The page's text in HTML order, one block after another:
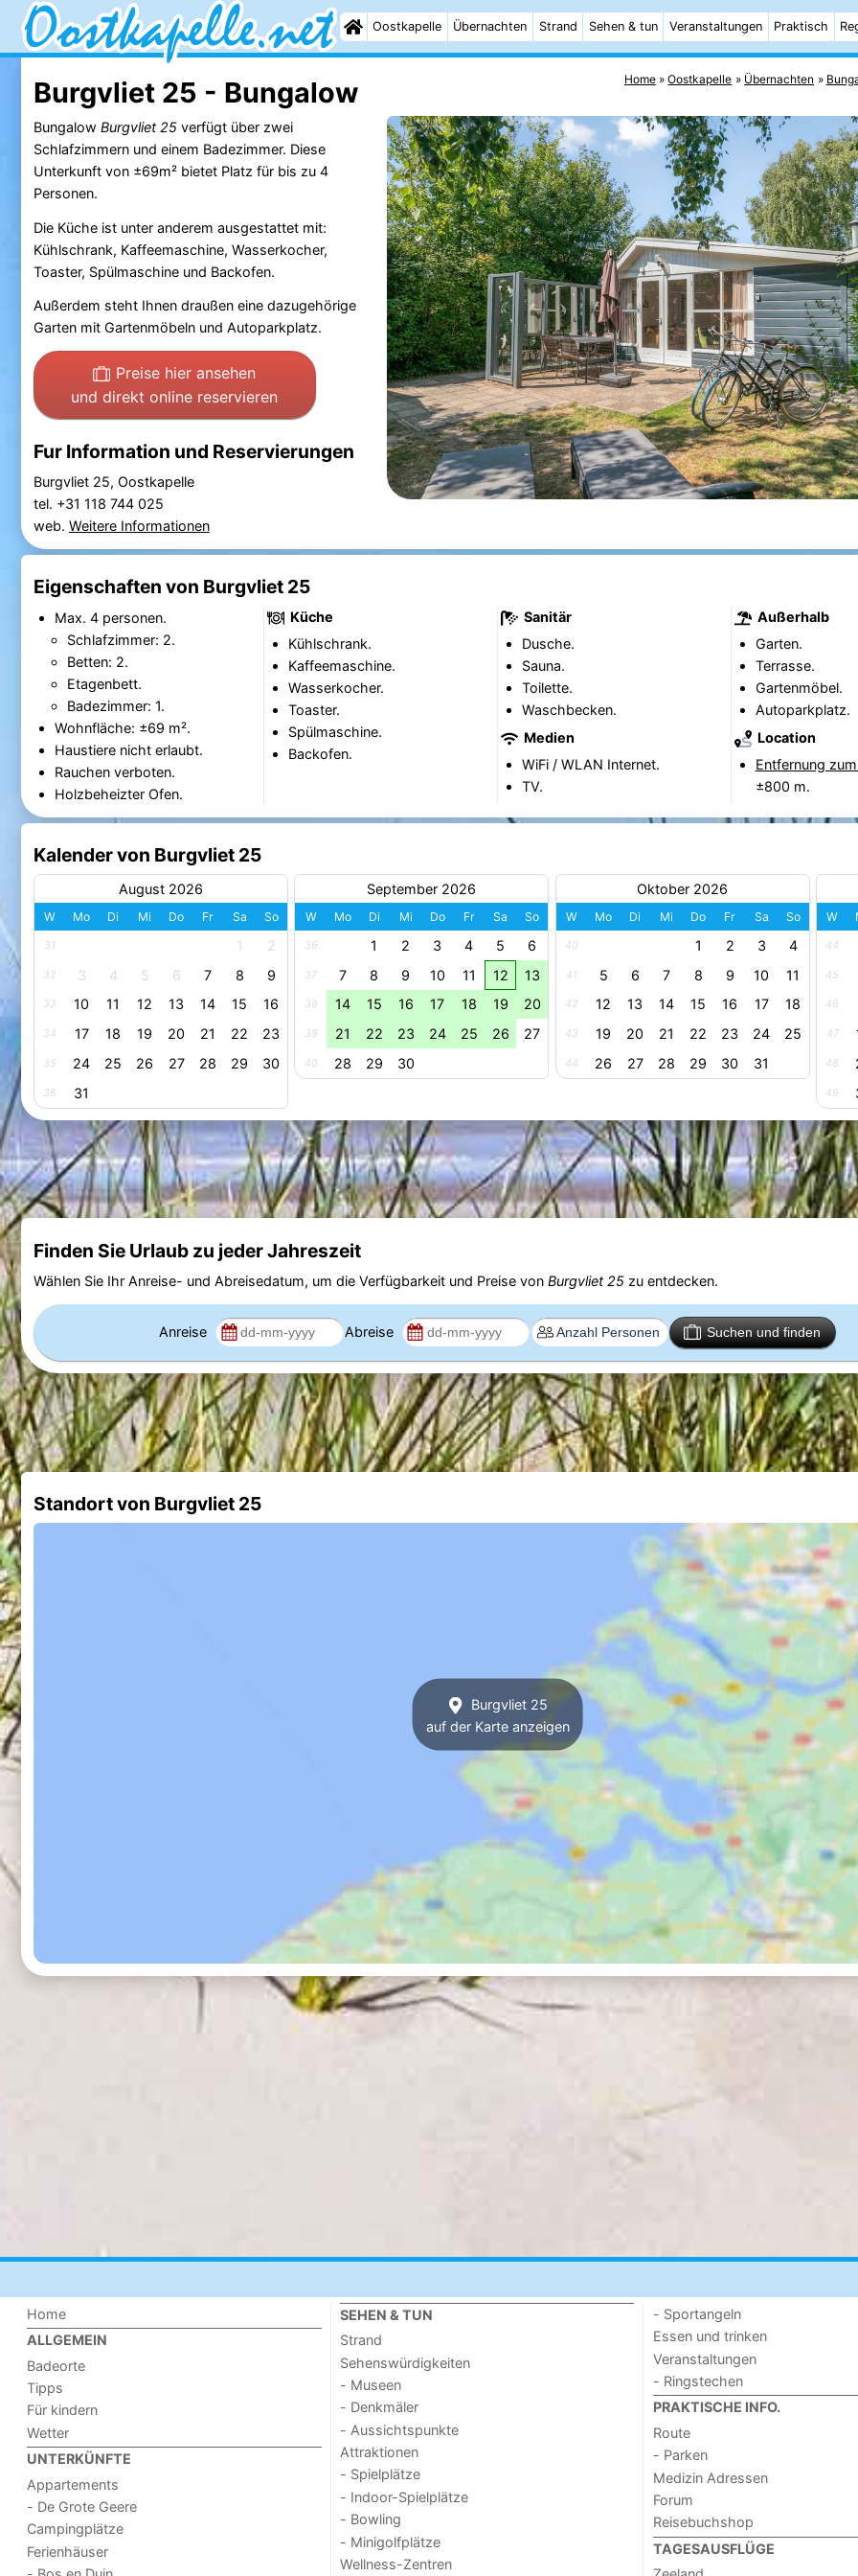
Oostkapelle Übernachten Strand Sehen & tun Veranstaltungen Praktisch
Home Oostkapelle Übernachten
Burgvliet 25 - Bungalow
Bungalow Burgvliet 25verfügt über zwei
Schlafzimmern und einem Badezimmer. Diese
Unterkunft von ±69m² bietet Platz für bis zu 4
Personen.
Die Küche ist unter anderem ausgestattet mit:
Kühlschrank, Kaffeemaschine, Wasserkocher,
Toaster, Spülmaschine und Backofen.
Außerdem steht Ihnen draußen eine dazugehörige
Garten mit Gartenmöbeln und Autoparkplatz.
Preise hier ansehen
und direkt online reservieren
Fur Information und Reservierungen
Burgvliet 25, Oostkapelle
tel. +31 118 744 025
web. Weitere Informationen
Eigenschaften von Burgvliet 25
Max. 4 personen.
Schlafzimmer: 2.
Betten: 2.
Etagenbett.
Badezimmer: 1.
Wohnfläche: ±69 m².
Haustiere nicht erlaubt.
Rauchen verboten.
Holzbeheizter Ofen.
Küche
Kühlschrank.
Kaffeemaschine.
Wasserkocher.
Toaster.
Spülmaschine.
Backofen.
Sanitär
Dusche.
Sauna.
Toilette.
Waschbecken.
Medien
WiFi / WLAN Internet.
TV.
Außerhalb
Garten.
Terrasse.
Gartenmöbel.
Autoparkplatz.
Location
Entfernung
±800 m.
Kalender von Burgvliet 25
August 2026
W Mo Di Mi Do Fr Sa So
31 1 2
32 3 4 5 6 7 8 9
33 10 11 12 13 14 15 16
34 17 18 19 20 21 22 23
35 24 25 26 27 28 29 30
36 31
September 2026
W Mo Di Mi Do Fr Sa So
36 1 2 3 4 5 6
37 7 8 9 10 11 12 13
38 14 15 16 17 18 19 20
39 21 22 23 24 25 26 27
40 28 29 30
Oktober 2026
W Mo Di Mi Do Fr Sa So
40 1 2 3 4
41 5 6 7 8 9 10 11
42 12 13 14 15 16 17 18
43 19 20 21 22 23 24 25
44 26 27 28 29 30 31
W
44
45
46
47
48
49
Finden Sie Urlaub zu jeder Jahreszeit
Wählen Sie Ihr Anreise- und Abreisedatum, um die Verfügbarkeit und Preise von Burgvliet 25zu entdecken.
Anreise Abreise Suchen und finden
Standort von Burgvliet 25
Burgvliet 25
auf der Karte anzeigen
Home
ALLGEMEIN
Badeorte
Tipps
Für kindern
Wetter
UNTERKÜNFTE
Appartements
- De Grote Geere
Campingplätze
Ferienhäuser
SEHEN & TUN
Strand
Sehenswürdigkeiten
- Museen
- Denkmäler
- Aussichtspunkte
Attraktionen
- Spielplätze
- Indoor-Spielplätze
- Bowling
- Minigolfplätze
Wellness-Zentren
- Sportangeln
Essen und trinken
Veranstaltungen
- Ringstechen
PRAKTISCHE INFO.
Route
- Parken
Medizin Adressen
Forum
Reisebuchshop
TAGESAUSFLÜGE